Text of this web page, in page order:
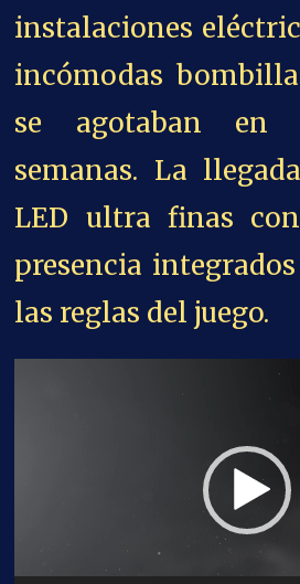
instalaciones
incómodas
se agotaban en
semanas. La
LED ultra finas
presencia
las reglas del juego.